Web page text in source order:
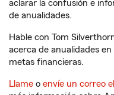
aclarar la confusión e
de anualidades.
Hable con Tom
acerca de anualidades
metas financieras.
Llame o envíe un correo